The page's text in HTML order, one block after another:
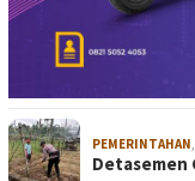
PEMERINTAHAN
Detasemen